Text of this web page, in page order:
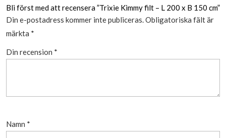
Bli först med att recensera ”Trixie Kimmy filt – L 200 x B 150 cm”
Din e-postadress kommer inte publiceras.Obligatoriska fält är
märkta *
Din recension *
Namn *